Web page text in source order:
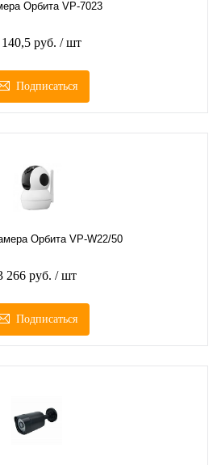
Орбита VP-7023
140,5 руб. / шт
Подписаться
Орбита VP-W22/50
266 руб. / шт
Подписаться